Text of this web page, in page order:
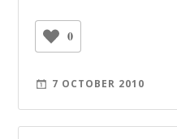
0
7 OCTOBER 2010